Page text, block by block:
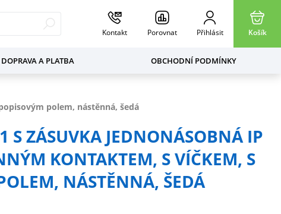
Kontakt Porovnat Přihlásit Košík
DOPRAVA A PLATBA OBCHODNÍ PODMÍNKY
polem, nástěnná, šedá
S ZÁSUVKA JEDNONÁSOBNÁ IP
KONTAKTEM, S VÍČKEM, S
NÁSTĚNNÁ, ŠEDÁ